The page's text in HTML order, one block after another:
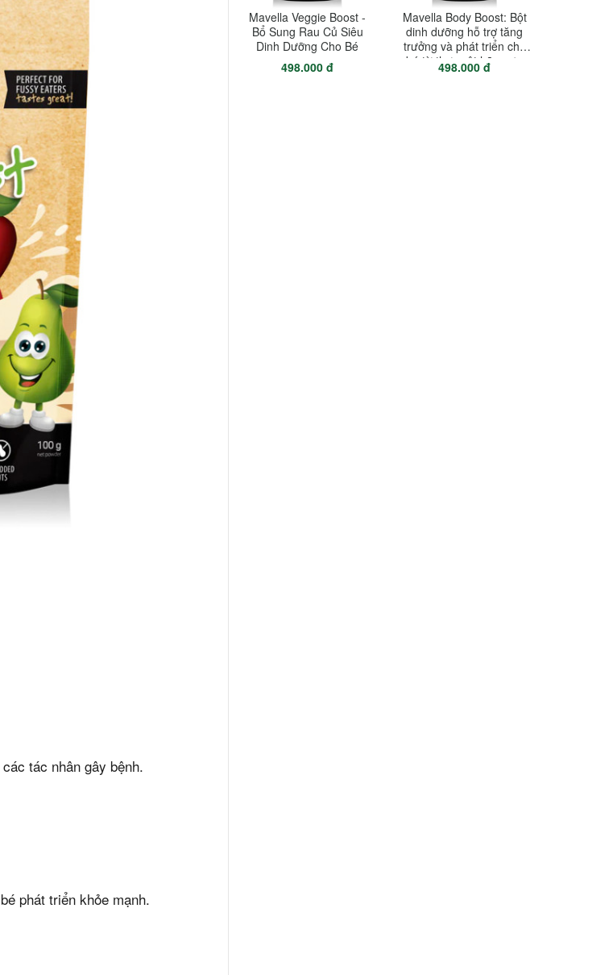
tác nhân gây bệnh.
phát triển khỏe mạnh.
Mavella Veggie Boost -
Bổ Sung Rau Củ Siêu
Dinh Dưỡng Cho Bé
498.000 đ
Mavella Body Boost: Bột
dinh dưỡng hỗ trợ tăng
trưởng và phát triển cho
bé từ thực vật hữu cơ -
hương trái cây nhiệt đới
498.000 đ